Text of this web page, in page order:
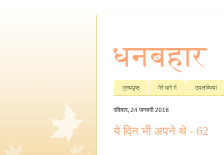
धनबहार
मुख्यपृष्ठ मेरे बारे में उपलब्धियां
रविवार, 24 जनवरी 2016
ये दिन भी अपने थे - 62